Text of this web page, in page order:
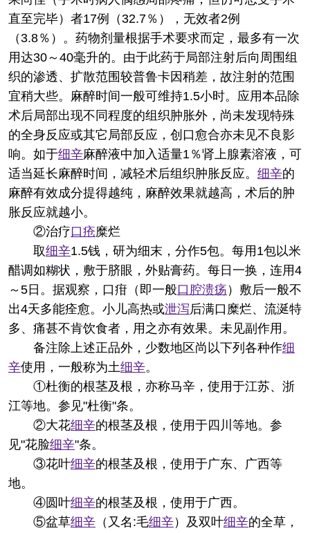
直至完毕）者17例（32.7％），无效者2例
（3.8％）。药物剂量根据手术要求而定，最多有一次
用达30～40毫升的。由于此药于局部注射后向周围组
织的渗透、扩散范围较普鲁卡因稍差，故注射的范围
宜稍大些。麻醉时间一般可维持1.5小时。应用本品除
术后局部出现不同程度的组织肿胀外，尚未发现特殊
的全身反应或其它局部反应，创口愈合亦未见不良影
响。如于细辛麻醉液中加入适量1％肾上腺素溶液，可
适当延长麻醉时间，减轻术后组织肿胀反应。 细辛的
麻醉有效成分提得越纯，麻醉效果就越高，术后的肿
胀反应就越小。
②治疗口疮糜烂
取细辛1.5钱，研为细末，分作5包。每用1包以米
醋调如糊状，敷于脐眼，外贴膏药。每日一换，连用4
～5日。据观察，口疳（即一般口腔溃疡 ）敷后一般不
出4天多能痊愈。小儿高热或泄泻后满口糜烂、流涎特
多、痛甚不肯饮食者，用之亦有效果。未见副作用。
备注除上述正品外，少数地区尚以下列各种作细
辛使用，一般称为土细辛。
①杜衡的根茎及根，亦称马辛，使用于江苏、浙
江等地。参见"杜衡"条。
②大花细辛的根茎及根，使用于四川等地。参
见"花脸细辛"条。
③花叶细辛的根茎及根，使用于广东、广西等
地。
④圆叶细辛的根茎及根，使用于广西。
⑤盆草细辛 （又名:毛细辛）及双叶细辛的全草，